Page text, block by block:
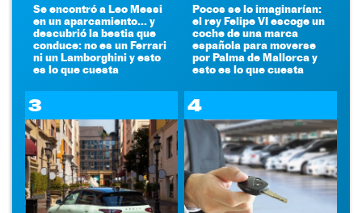
Se encontró a Leo Messi
en un aparcamiento... y
descubrió la bestia que
conduce: no es un Ferrari
ni un Lamborghini y esto
es lo que cuesta
Pocos se lo imaginarían:
el rey Felipe VI escoge un
coche de una marca
española para moverse
por Palma de Mallorca y
esto es lo que cuesta
3 4